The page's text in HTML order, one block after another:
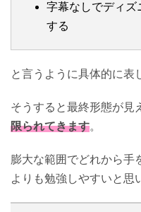
字幕なしでディズ
する
と言うように具体的に表
そうすると最終形態が見
限られてきます。
膨大な範囲でどれから手
よりも勉強しやすいと思